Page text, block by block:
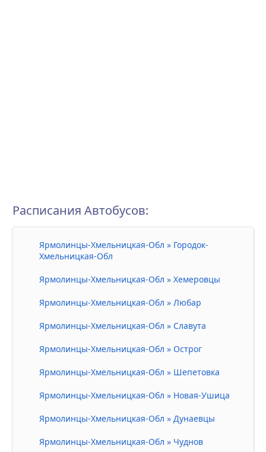
Расписания Автобусов:
Ярмолинцы-Хмельницкая-Обл » Городок-
Хмельницкая-Обл
Ярмолинцы-Хмельницкая-Обл » Хемеровцы
Ярмолинцы-Хмельницкая-Обл » Любар
Ярмолинцы-Хмельницкая-Обл » Славута
Ярмолинцы-Хмельницкая-Обл » Острог
Ярмолинцы-Хмельницкая-Обл » Шепетовка
Ярмолинцы-Хмельницкая-Обл » Новая-Ушица
Ярмолинцы-Хмельницкая-Обл » Дунаевцы
Ярмолинцы-Хмельницкая-Обл » Чуднов